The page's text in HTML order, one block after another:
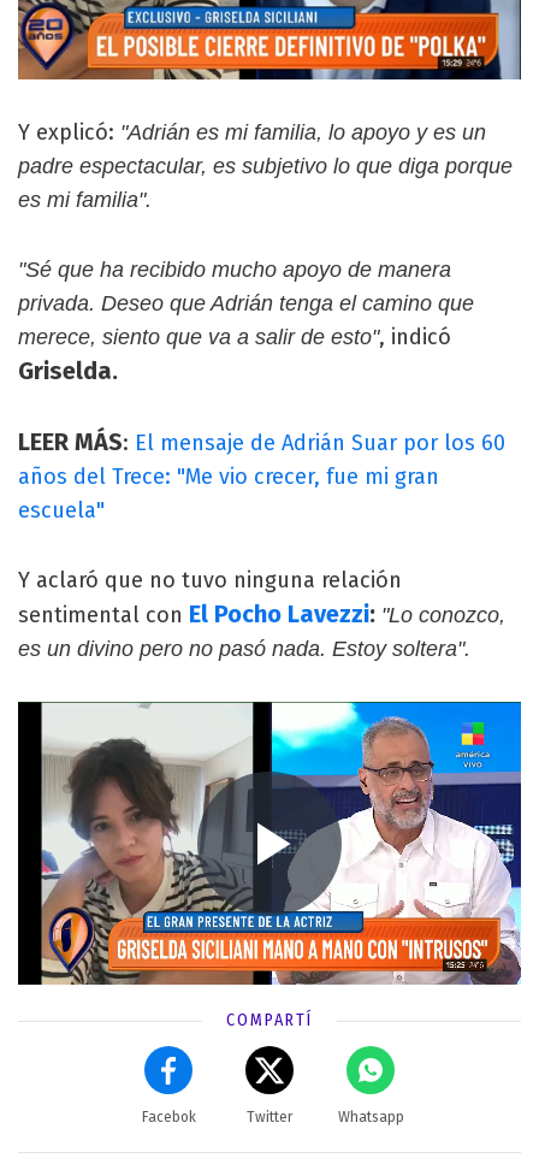
Y explicó: "Adrián es mi familia, lo apoyo y es un
padre espectacular, es subjetivo lo que diga porque
es mi familia".
"Sé que ha recibido mucho apoyo de manera
privada. Deseo que Adrián tenga el camino que
merece, siento que va a salir de esto", indicó
Griselda.
LEER MÁS: El mensaje de Adrián Suar por los 60
años del Trece: "Me vio crecer, fue mi gran
escuela"
Y aclaró que no tuvo ninguna relación
sentimental con El Pocho Lavezzi: "Lo conozco,
es un divino pero no pasó nada. Estoy soltera".
COMPARTÍ
Facebok Twitter Whatsapp